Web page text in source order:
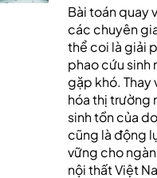
Bài toán quay
các chuyên
thể coi là giải
phao cứu sinh
gặp khó. Thay
hóa thị trường
sinh tồn của
cũng là động
vững cho
nội thất Việt